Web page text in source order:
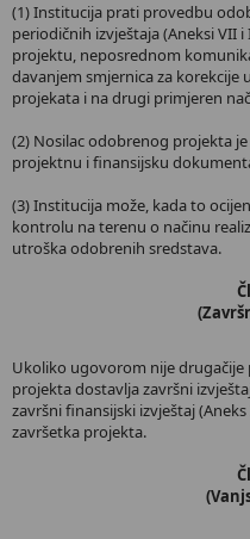
(1) Institucija prati provedbu
periodičnih izvještaja (Aneksi VII
projektu, neposrednom
davanjem smjernica za
projekata i na drugi primjeren
(2) Nosilac odobrenog projekta
projektnu i finansijsku
(3) Institucija može, kada to
kontrolu na terenu o načinu
utroška odobrenih sredstava.
Ukoliko ugovorom nije
projekta dostavlja završni
završni finansijski izvještaj
završetka projekta.